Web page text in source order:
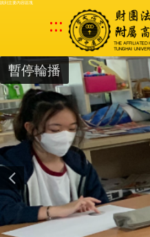
跳到主要內容區塊
:::
暫停輪播